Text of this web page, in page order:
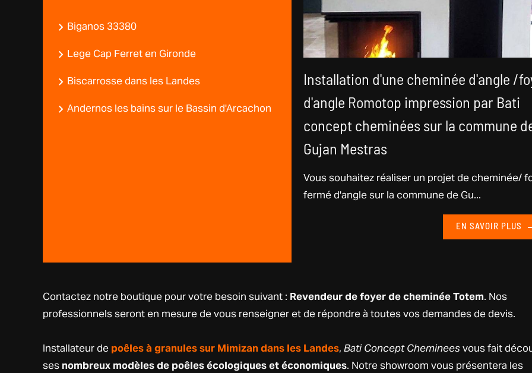
Biganos 33380
Lege Cap Ferret en Gironde
Biscarrosse dans les Landes
Andernos les bains sur le Bassin d'Arcachon
Installation d'une cheminée d'angle /
d'angle Romotop impression par Bati
concept cheminées sur la commune
Gujan Mestras
Vous souhaitez réaliser un projet de cheminée/
fermé d'angle sur la commune de Gu...
EN SAVOIR PLUS
Contactez notre boutique pour votre besoin suivant : Revendeur de foyer de cheminée Totem. Nos
professionnels seront en mesure de vous renseigner et de répondre à toutes vos demandes de devis.
Installateur de poêles à granules sur Mimizan dans les Landes, Bati Concept Chemineesvous fait
ses nombreux modèles de poêles écologiques et économiques. Notre showroom vous présentera les